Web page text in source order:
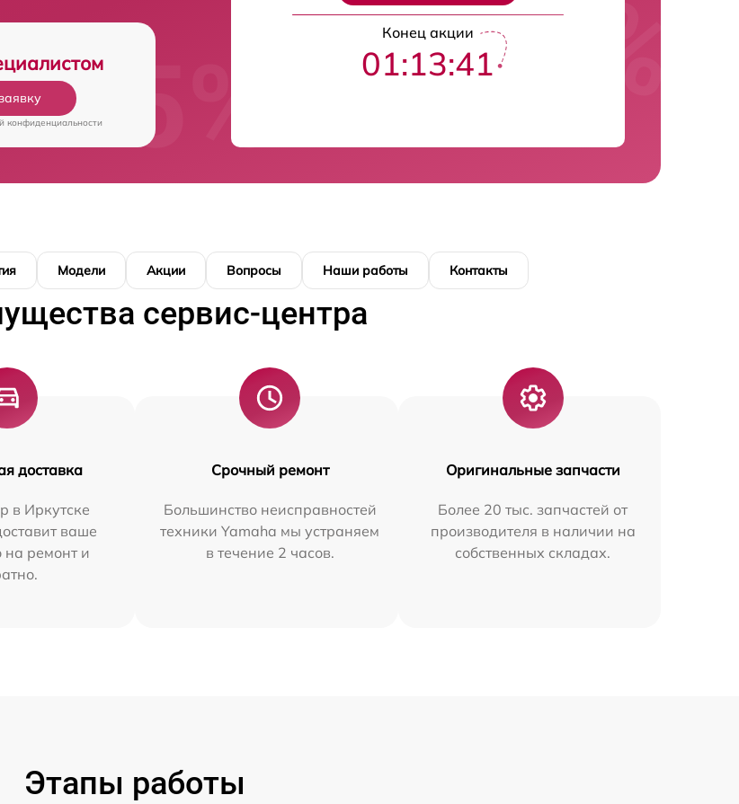
конфиденциальности
Конец акции
01:13:40
Модели Акции Вопросы Наши работы Контакты
сервис-центра
доставка
в Иркутске
ваше
на ремонт и
Срочный ремонт
Большинство неисправностей
техники Yamaha мы устраняем
в течение 2 часов.
Оригинальные запчасти
Более 20 тыс. запчастей от
производителя в наличии на
собственных складах.
Этапы работы